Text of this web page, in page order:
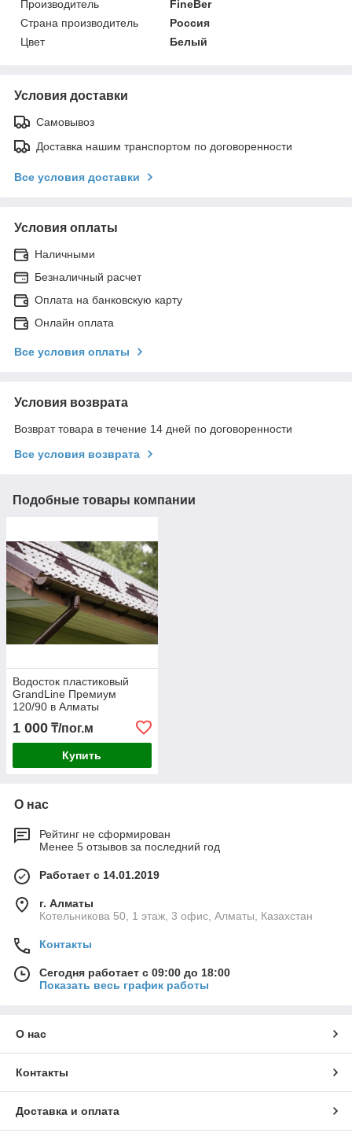
Производитель
FineBer
Страна производитель
Россия
Цвет
Белый
Условия доставки
Самовывоз
Доставка нашим транспортом по договоренности
Все условия доставки
Условия оплаты
Наличными
Безналичный расчет
Оплата на банковскую карту
Онлайн оплата
Все условия оплаты
Условия возврата
Возврат товара в течение 14 дней по договоренности
Все условия возврата
Подобные товары компании
Водосток пластиковый
GrandLine Премиум
120/90 в Алматы
1 000 ₸/пог.м
Купить
О нас
Рейтинг не сформирован
Менее 5 отзывов за последний год
Работает с 14.01.2019
г. Алматы
Котельникова 50, 1 этаж, 3 офис, Алматы, Казахстан
Контакты
Сегодня работает с 09:00 до 18:00
Показать весь график работы
О нас
Контакты
Доставка и оплата